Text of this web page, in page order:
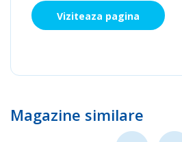
Viziteaza pagina
Magazine similare